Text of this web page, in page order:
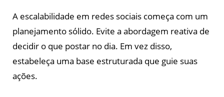
A escalabilidade em redes sociais começa com um
planejamento sólido. Evite a abordagem reativa de
decidir o que postar no dia. Em vez disso,
estabeleça uma base estruturada que guie suas
ações.